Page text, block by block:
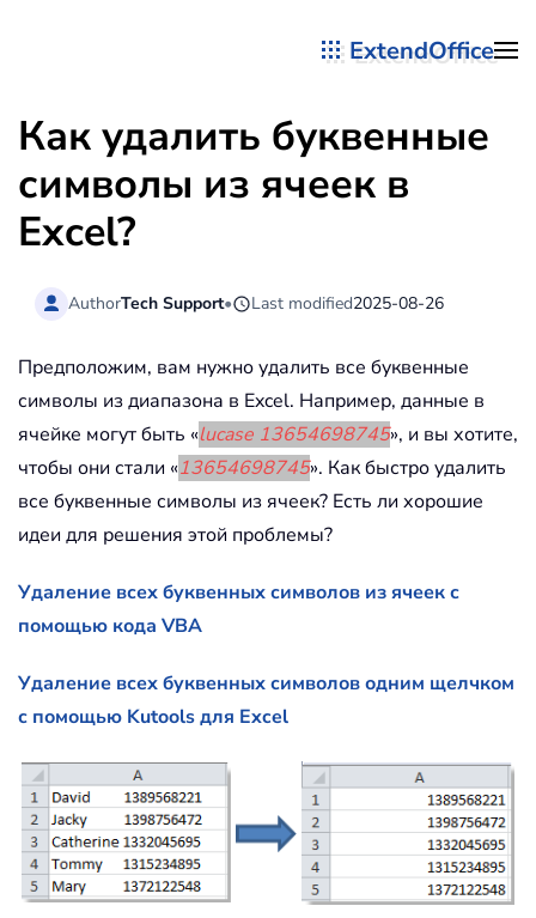
ExtendOffice
Как удалить буквенные
символы из ячеек в
Excel?
AuthorTech Support• Last modified2025-08-26
Предположим, вам нужно удалить все буквенные
символы из диапазона в Excel. Например, данные в
ячейке могут быть «lucase 13654698745», и вы хотите,
чтобы они стали «13654698745». Как быстро удалить
все буквенные символы из ячеек? Есть ли хорошие
идеи для решения этой проблемы?
Удаление всех буквенных символов из ячеек с
помощью кода VBA
Удаление всех буквенных символов одним щелчком
с помощью Kutools для Excel